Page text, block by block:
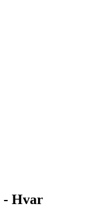
- Hvar